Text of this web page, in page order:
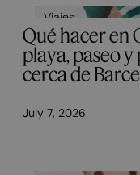
Viajes
Qué hacer en
playa, paseo
cerca de
July 7, 2026